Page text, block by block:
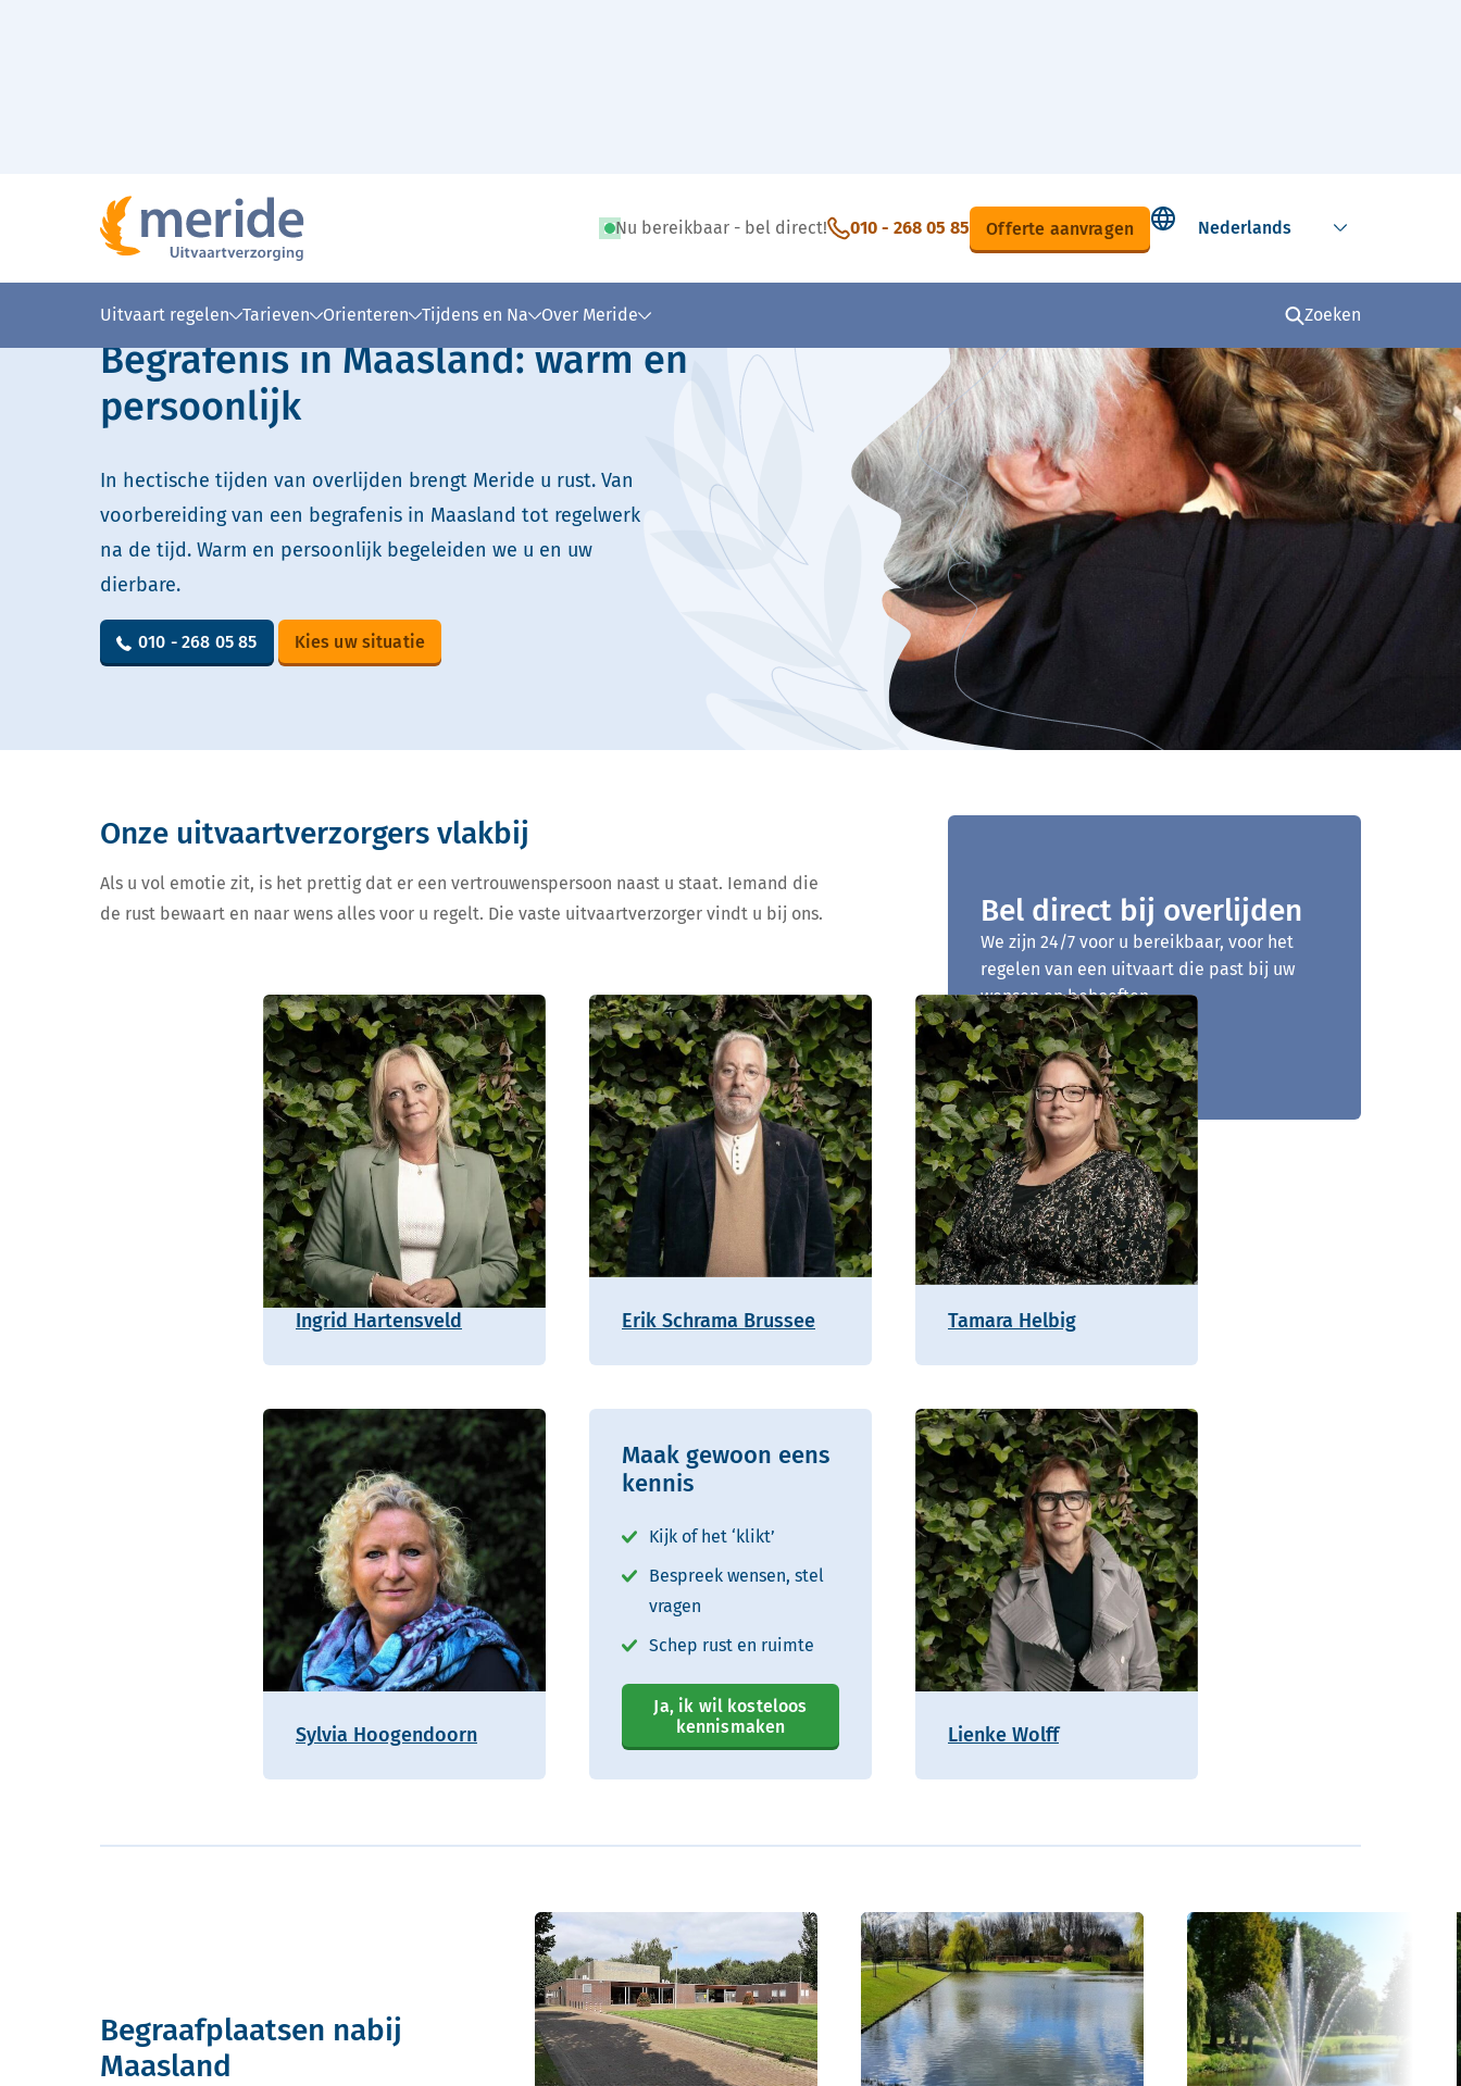
Nu bereikbaar - bel direct! 010 - 268 05 85 Offerte aanvragen
Select language
Uitvaart regelen Tarieven Orienteren Tijdens en Na Over Meride Zoeken
Lees voor Uitleg woorden Simpele tekst
Begrafenis in Maasland: warm en
persoonlijk
In hectische tijden van overlijden brengt Meride u rust. Van
voorbereiding van een begrafenis in Maasland tot regelwerk
na de tijd. Warm en persoonlijk begeleiden we u en uw
dierbare.
010 - 268 05 85 Kies uw situatie
Bel direct bij overlijden
We zijn 24/7 voor u bereikbaar, voor het
regelen van een uitvaart die past bij uw
wensen en behoeften.
010 - 268 05 85
Onze uitvaartverzorgers vlakbij
Als u vol emotie zit, is het prettig dat er een vertrouwenspersoon naast u staat. Iemand die
de rust bewaart en naar wens alles voor u regelt. Die vaste uitvaartverzorger vindt u bij ons.
Ingrid Hartensveld Erik Schrama Brussee Tamara Helbig
Sylvia Hoogendoorn
Maak gewoon eens
kennis
Kijk of het ‘klikt’
Bespreek wensen, stel
vragen
Schep rust en ruimte
Ja, ik wil kosteloos
kennismaken
Lienke Wolff
Begraafplaatsen nabij
Maasland